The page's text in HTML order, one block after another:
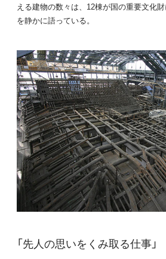
える建物の数々は、12棟が国の重要文化
を静かに語っている。
「先人の思いをくみ取る仕事」